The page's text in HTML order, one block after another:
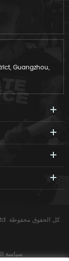
Guangzhou,
© China xinxing guangzhou import & export co., ltd. كل الحقوق محفوظة.
سياسة